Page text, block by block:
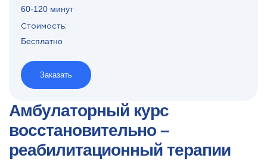
60-120 минут
Стоимость:
Бесплатно
Заказать
Амбулаторный курс
восстановительно –
реабилитационный терапии